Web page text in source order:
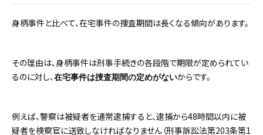
身柄事件と比べて、在宅事件の捜査期間は長くなる傾向があります。
その理由は、身柄事件は刑事手続きの各段階で期限が定められてい
るのに対し、 在宅事件は捜査期間の定めがないからです。
例えば、警察は被疑者を通常逮捕すると、逮捕から48時間以内に被
疑者を検察官に送致しなければなりません（刑事訴訟法第203条第1